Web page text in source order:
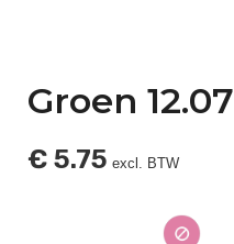
Groen 12.07
€ 5.75 excl. BTW